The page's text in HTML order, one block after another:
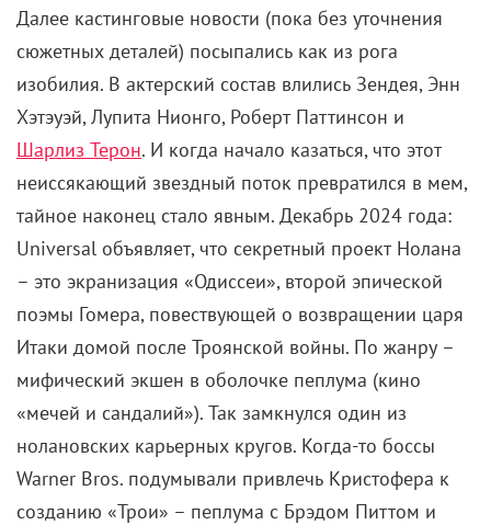
Далее кастинговые новости (пока без уточнения
сюжетных деталей) посыпались как из рога
изобилия. В актерский состав влились Зендея, Энн
Хэтэуэй, Лупита Нионго, Роберт Паттинсон и
Шарлиз Терон. И когда начало казаться, что этот
неиссякающий звездный поток превратился в мем,
тайное наконец стало явным. Декабрь 2024 года:
Universal объявляет, что секретный проект Нолана
– это экранизация «Одиссеи», второй эпической
поэмы Гомера, повествующей о возвращении царя
Итаки домой после Троянской войны. По жанру –
мифический экшен в оболочке пеплума (кино
«мечей и сандалий»). Так замкнулся один из
нолановских карьерных кругов. Когда-то боссы
Warner Bros. подумывали привлечь Кристофера к
созданию «Трои» – пеплума с Брэдом Питтом и